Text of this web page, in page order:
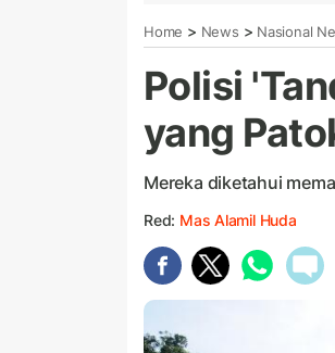
Home > News > Nasional
Polisi
yang
Mereka diketahui
Red: Mas Alamil Huda